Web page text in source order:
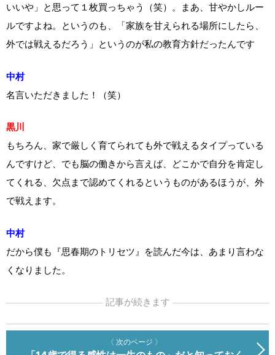
いいや」と思って１枚買っちゃう（笑）。まあ、甘やかしルー
ルですよね。というのも、「家族を甘えられる場所にしたら、
外では戦えるだろう」というのが私の教育方針だったんです
中村
名言いただきました！（笑）
黒川
もちろん、家で厳しく育てられても外で戦えるタイプっている
んですけど、でも脳の働きから言えば、どこかで自分を肯定し
てくれる、欠点まで認めてくれるというものがあるほうが、外
で戦えます。
中村
だから僕も『思春期のトリセツ』を読んだ今は、あまり言わな
くなりました。
記事が続きます
〈 次のページ 〉